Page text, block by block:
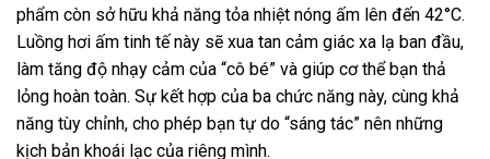
phẩm còn sở hữu khả năng tỏa nhiệt nóng ấm lên đến 42°C.
Luồng hơi ấm tinh tế này sẽ xua tan cảm giác xa lạ ban đầu,
làm tăng độ nhạy cảm của “cô bé” và giúp cơ thể bạn thả
lỏng hoàn toàn. Sự kết hợp của ba chức năng này, cùng khả
năng tùy chỉnh, cho phép bạn tự do “sáng tác” nên những
kịch bản khoái lạc của riêng mình.